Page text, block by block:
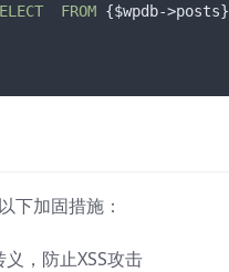
FROM {$wpdb->posts}
下加固措施：
，防止XSS攻击